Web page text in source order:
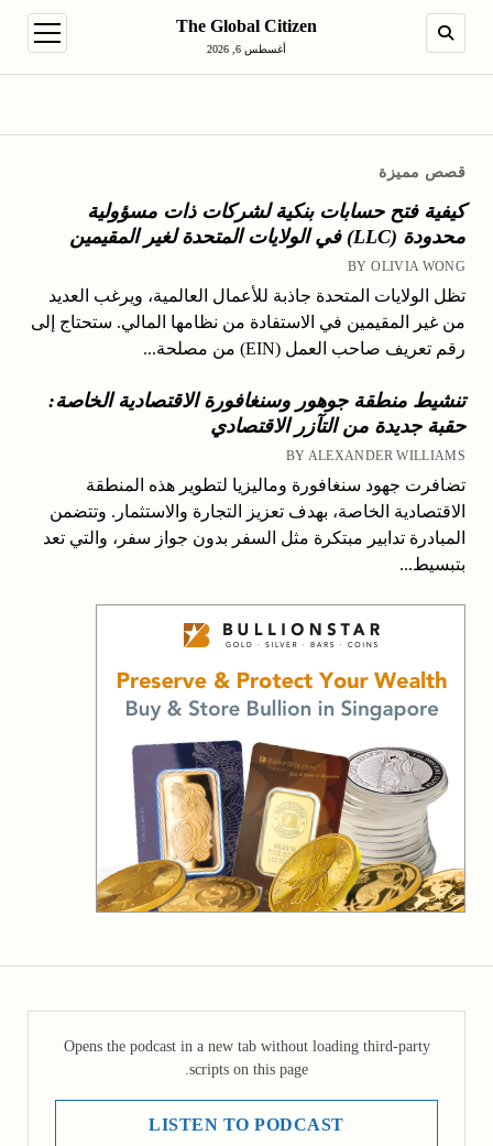
SEARCH
The Global Citizen
أغسطس 6, 2026
menu
قصص مميزة
كيفية فتح حسابات بنكية لشركات ذات مسؤولية
محدودة (LLC) في الولايات المتحدة لغير المقيمين
BY OLIVIA WONG
تظل الولايات المتحدة جاذبة للأعمال العالمية، ويرغب العديد
من غير المقيمين في الاستفادة من نظامها المالي. ستحتاج إلى
رقم تعريف صاحب العمل (EIN) من مصلحة...
تنشيط منطقة جوهور وسنغافورة الاقتصادية الخاصة:
حقبة جديدة من التآزر الاقتصادي
BY ALEXANDER WILLIAMS
تضافرت جهود سنغافورة وماليزيا لتطوير هذه المنطقة
الاقتصادية الخاصة، بهدف تعزيز التجارة والاستثمار. وتتضمن
المبادرة تدابير مبتكرة مثل السفر بدون جواز سفر، والتي تعد
بتبسيط...
Opens the podcast in a new tab without loading third-party
scripts on this page.
LISTEN TO PODCAST